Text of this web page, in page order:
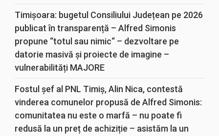
Timișoara: bugetul Consiliului Județean pe 2026
publicat în transparență – Alfred Simonis
propune “totul sau nimic“ – dezvoltare pe
datorie masivă și proiecte de imagine –
vulnerabilități MAJORE
Fostul șef al PNL Timiș, Alin Nica, contestă
vinderea comunelor propusă de Alfred Simonis:
comunitatea nu este o marfă – nu poate fi
redusă la un preț de achiziție – asistăm la un